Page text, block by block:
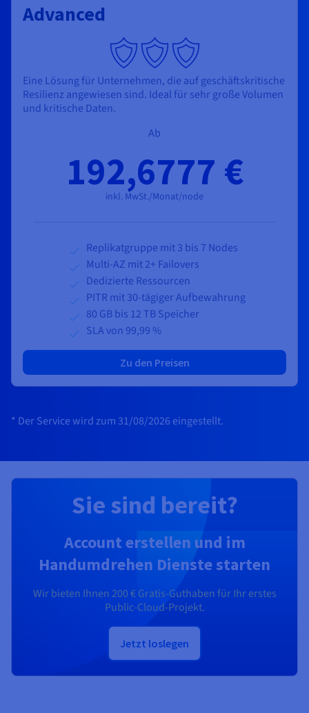
Advanced
Eine Lösung für Unternehmen, die auf geschäftskritische
Resilienz angewiesen sind. Ideal für sehr große Volumen
und kritische Daten.
Ab
192,6777 €
inkl. MwSt./Monat/node
Replikatgruppe mit 3 bis 7 Nodes
Multi-AZ mit 2+ Failovers
Dedizierte Ressourcen
PITR mit 30-tägiger Aufbewahrung
80 GB bis 12 TB Speicher
SLA von 99,99 %
Zu den Preisen
* Der Service wird zum 31/08/2026 eingestellt.
Sie sind bereit?
Account erstellen und im
Handumdrehen Dienste starten
Wir bieten Ihnen 200 €Gratis-Guthaben für Ihr erstes
Public-Cloud-Projekt.
Jetzt loslegen